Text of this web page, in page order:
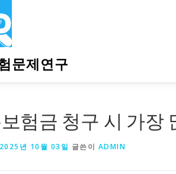
문제연구
험금 청구 시 가장
2025년 10월 03일 글쓴이 ADMIN